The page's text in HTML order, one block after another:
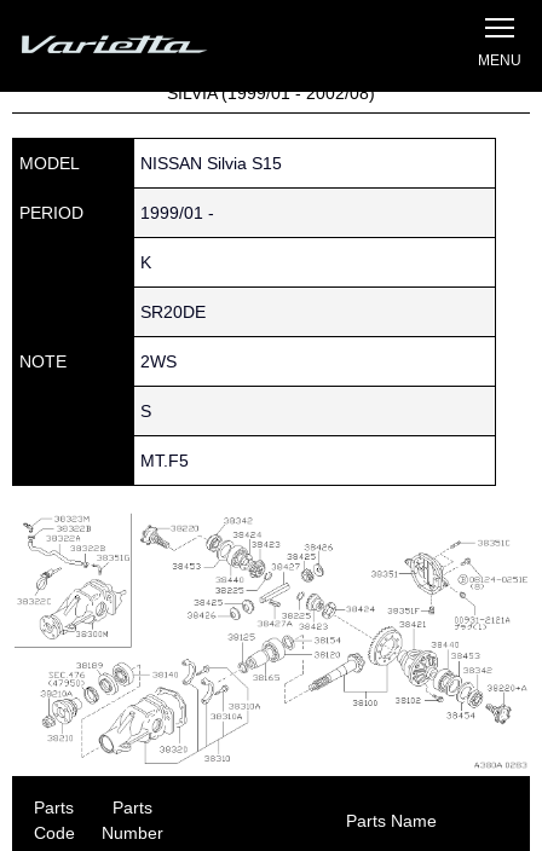
Home
Parts catalog
SILVIA (1999/01 - 2002/08)
MODEL NISSAN Silvia S15
PERIOD 1999/01 -
NOTE
K
SR20DE
2WS
S
MT.F5
Parts
Code
Parts
Number
Parts Name